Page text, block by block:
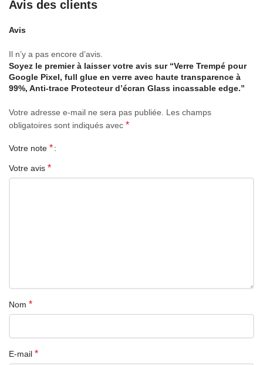
Avis des clients
Avis
Il n’y a pas encore d’avis.
Soyez le premier à laisser votre avis sur “Verre Trempé pour
Google Pixel, full glue en verre avec haute transparence à
99%, Anti-trace Protecteur d’écran Glass incassable edge.”
Votre adresse e-mail ne sera pas publiée. Les champs
obligatoires sont indiqués avec *
Votre note *
Votre avis *
Nom *
E-mail *